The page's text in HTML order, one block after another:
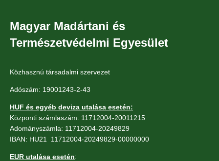
Magyar Madártani és
Természetvédelmi Egyesület
Közhasznú társadalmi szervezet
Adószám: 19001243-2-43
HUF és egyéb deviza utalása esetén:
Központi számlaszám: 11712004-20011215
Adományszámla: 11712004-20249829
IBAN: HU21 11712004-20249829-00000000
EUR utalása esetén: